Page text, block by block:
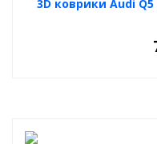
3D коврики Audi